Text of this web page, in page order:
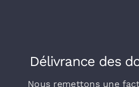
Délivrance des
Nous remettons une